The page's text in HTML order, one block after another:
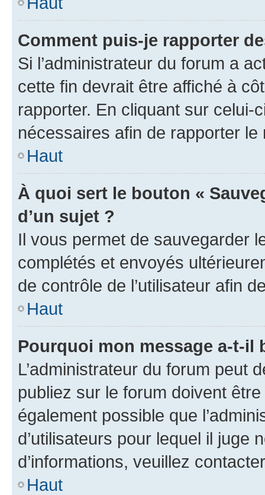
Comment puis-je rapporter
Si l’administrateur du forum a
cette fin devrait être affiché à
rapporter. En cliquant sur
nécessaires afin de rapporter le
Haut
À quoi sert le bouton «
d’un sujet ?
Il vous permet de sauvegarder
complétés et envoyés
de contrôle de l’utilisateur afin
Haut
Pourquoi mon message a-t-il
L’administrateur du forum peut
publiez sur le forum doivent
également possible que
d’utilisateurs pour lequel il juge
d’informations, veuillez
Haut